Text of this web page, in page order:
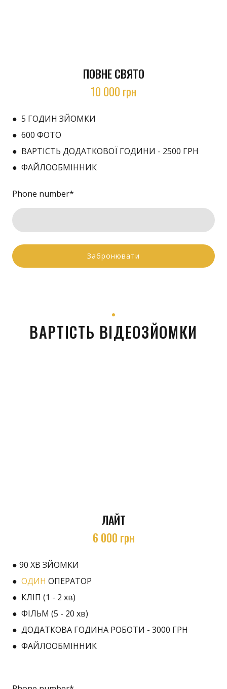
ПОВНЕ СВЯТО
10 000 грн
● 5 ГОДИН ЗЙОМКИ
● 600 ФОТО
● ВАРТІСТЬ ДОДАТКОВОЇ ГОДИНИ - 2500 ГРН
● ФАЙЛООБМІННИК
Phone number*
Забронювати
ВАРТІСТЬ ВІДЕОЗЙОМКИ
ЛАЙТ
6 000 грн
● 90 ХВ ЗЙОМКИ
● ОДИН ОПЕРАТОР
● КЛІП (1 - 2 хв)
● ФІЛЬМ (5 - 20 хв)
● ДОДАТКОВА ГОДИНА РОБОТИ - 3000 ГРН
● ФАЙЛООБМІННИК